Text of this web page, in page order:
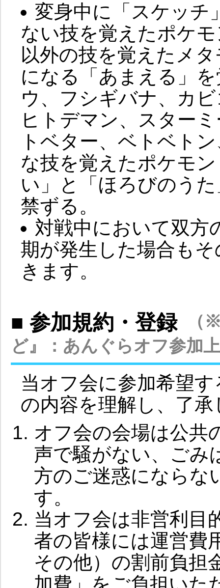
変身中に「スケッチ
ない技を覚えたポケ
以外の技を覚えたメ
になる「あまえる」
ウ、フシギバナ、カ
ヒトデマン、スター
トベター、ベトベト
な技を覚えたポケモ
い」と「ほろびのう
禁ずる。
対戦中において双方
期が発生した場合も
きます。
■ 参加規約・登録
（
ど』：あんぐらオフ参加
当オフ会に参加希望
の内容を理解し、了
オフ会の会場は公共
声で騒がない、ごみ
方のご迷惑にならな
す。
当オフ会は非営利目
者の皆様には運営費
その他）の割前負担
加費」をご負担いた